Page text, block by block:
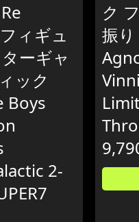
ィギュ
ーギャ
ック
Boys
2-
ク
振